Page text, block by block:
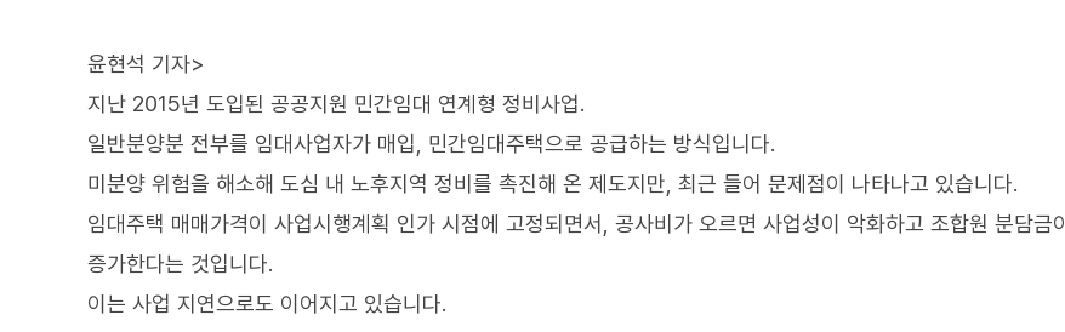
윤현석 기자>
지난 2015년 도입된 공공지원 민간임대 연계형 정비사업.
일반분양분 전부를 임대사업자가 매입, 민간임대주택으로 공급하는 방식입니다.
미분양 위험을 해소해 도심 내 노후지역 정비를 촉진해 온 제도지만, 최근 들어 문제점이 나타나고 있습니다.
임대주택 매매가격이 사업시행계획 인가 시점에 고정되면서, 공사비가 오르면 사업성이 악화하고 조합원 분담금이
증가한다는 것입니다.
이는 사업 지연으로도 이어지고 있습니다.